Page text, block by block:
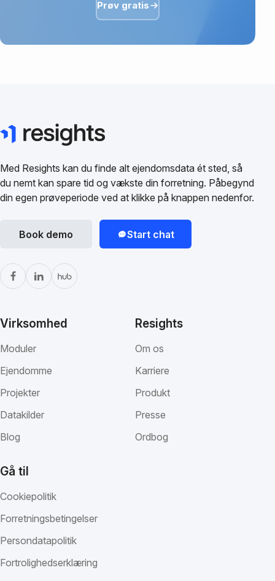
Prøv gratis
Med Resights kan du finde alt ejendomsdata ét sted, så
du nemt kan spare tid og vækste din forretning. Påbegynd
din egen prøveperiode ved at klikke på knappen nedenfor.
Book demo Start chat
Virksomhed
Moduler
Ejendomme
Projekter
Datakilder
Blog
Resights
Om os
Karriere
Produkt
Presse
Ordbog
Gå til
Cookiepolitik
Forretningsbetingelser
Persondatapolitik
Fortrolighedserklæring